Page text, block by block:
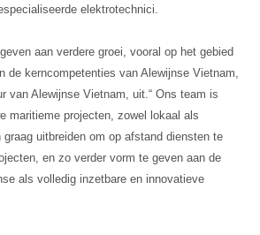
elektrotechnici.
aan verdere groei, vooral op het gebied
de kerncompetenties van Alewijnse Vietnam,
van Alewijnse Vietnam, uit.“ Ons team is
maritieme projecten, zowel lokaal als
graag uitbreiden om op afstand diensten te
en zo verder vorm te geven aan de
als volledig inzetbare en innovatieve